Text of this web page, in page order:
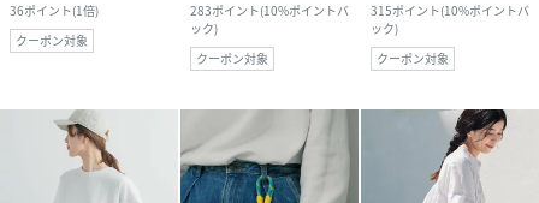
36ポイント(1倍)
クーポン対象
283ポイント(10%ポイントバ
ック)
クーポン対象
315ポイント(10%ポイントバ
ック)
クーポン対象